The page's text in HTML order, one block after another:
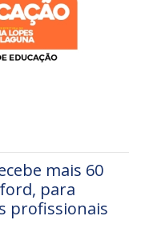
mais 60
para
profissionais